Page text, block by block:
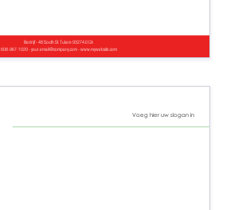
608-967-1020 - your.email@company.com - www.mywebsite.com
Bedrijf - 48 South St. Tulare 93274.0 CA
Voeg hier uw slogan in